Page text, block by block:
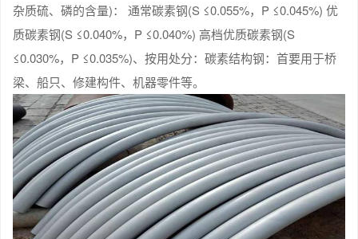
杂质硫、磷的含量)： 通常碳素钢(S ≤0.055%，P ≤0.045%) 优
质碳素钢(S ≤0.040%，P ≤0.040%) 高档优质碳素钢(S
≤0.030%，P ≤0.035%)、按用处分：碳素结构钢：首要用于桥
梁、船只、修建构件、机器零件等。